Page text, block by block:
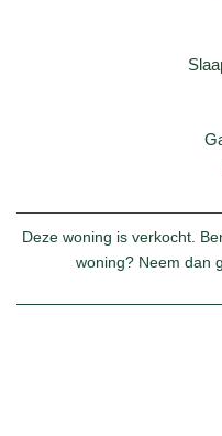
Deze woning is verkocht.
woning? Neem dan